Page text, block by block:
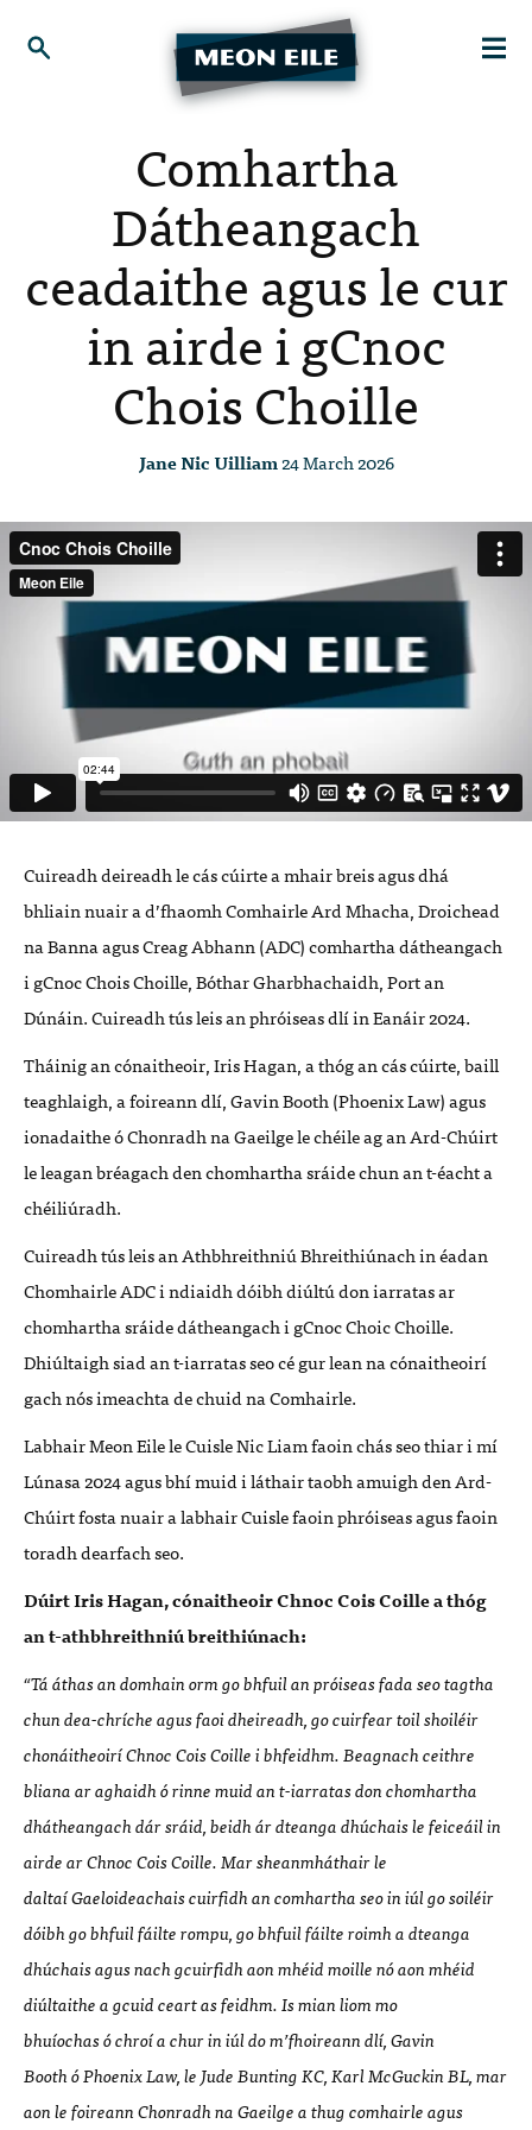
Comhartha
Dátheangach
ceadaithe agus le cur
in airde i gCnoc
Chois Choille
Jane Nic Uilliam24 March 2026
Cuireadh deireadh le cás cúirte a mhair breis agusdhá
bhliain nuair a d’fhaomh Comhairle Ard Mhacha, Droichead
na Banna agus Creag Abhann (ADC) comhartha dátheangach
i gCnoc Chois Choille, Bóthar Gharbhachaidh, Port an
Dúnáin. Cuireadh tús leis an phróiseas dlíin Eanáir 2024.
Tháinig an cónaitheoir, Iris Hagan, a thóg an cás cúirte, baill
teaghlaigh, a foireann dlí, Gavin Booth (Phoenix Law) agus
ionadaitheóChonradh na Gaeilge le chéile ag an Ard-Chúirt
le leaganbréagachdenchomhartha sráide chun ant-éachta
chéiliúradh.
Cuireadh tús leis an Athbhreithniú Bhreithiúnach inéadan
Chomhairle ADC i ndiaidh dóibh diúltú don iarratas ar
chomhartha sráide dátheangach i gCnoc Choic Choille.
Dhiúltaigh siad an t-iarratas seo cégur lean na cónaitheoirí
gach nós imeachta de chuid na Comhairle.
Labhair Meon Eile le Cuisle Nic Liam faoin chás seothiar i mí
Lúnasa 2024 agus bhí muid i láthair taobh amuigh den Ard-
Chúirt fosta nuair alabhairCuisle faoin phróiseas agus faoin
toradh dearfach seo.
Dúirt Iris Hagan, cónaitheoir Chnoc Cois Coille a thóg
an t-athbhreithniúbreithiúnach:
“Tá áthas an domhain orm go bhfuil an próiseas fada seo tagtha
chun dea-chríche agus faoi dheireadh, go cuirfear toil shoiléir
chonáitheoiríChnoc Cois Coille i bhfeidhm. Beagnach ceithre
bliana ar aghaidhórinne muid an t-iarratas don chomhartha
dhátheangach dár sráid,beidhár dteanga dhúchais le feiceáil in
airde ar Chnoc Cois Coille. Mar sheanmháthair le
daltaíGaeloideachais cuirfidh an comhartha seo in iúl go soiléir
dóibh go bhfuil fáilte rompu, go bhfuil fáilte roimh a dteanga
dhúchais agus nach gcuirfidh aon mhéid moille nó aon mhéid
diúltaithe a gcuid ceart as feidhm. Is mian liom mo
bhuíochasóchroía chur in iúl do m’fhoireann dlí, Gavin
BoothóPhoenix Law, le Jude Bunting KC, Karl McGuckin BL, mar
aon le foireann Chonradh na Gaeilge a thug comhairle agus